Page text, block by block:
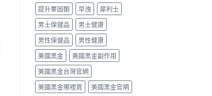
提升睪固酮
早洩
犀利士
男士保健品
男士健康
男性保健品
男性健康
美國黑金
美國黑金副作用
美國黑金台灣官網
美國黑金哪裡買
美國黑金官網